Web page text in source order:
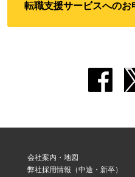
転職支援サービスへのお
会社案内・地図
弊社採用情報（中途・新卒）